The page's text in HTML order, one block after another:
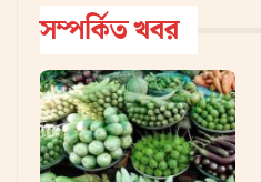
সম্পর্কিত খবর